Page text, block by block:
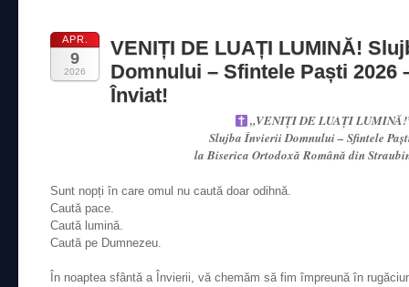
APR.
9
2026
VENIȚI DE LUAȚI LUMINĂ!
Domnului – Sfintele Paști 2026
Înviat!
„VENIȚI DE LUAȚI
Slujba Învierii Domnului – Sfintele
la Biserica Ortodoxă Română din
Sunt nopți în care omul nu caută doar odihnă.
Caută pace.
Caută lumină.
Caută pe Dumnezeu.
În noaptea sfântă a Învierii, vă chemăm să fim împreună în